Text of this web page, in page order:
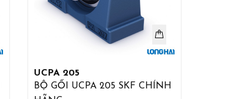
UCPA 205
BỘ GỐI UCPA 205 SKF CHÍNH